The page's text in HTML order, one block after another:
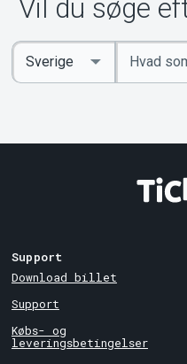
Vil du søge
Indtast
søgeord
Select
Country
Support
Download billet
Support
Købs- og
leveringsbetingelser